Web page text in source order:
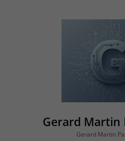
Gerard Martin
Gerard Martin